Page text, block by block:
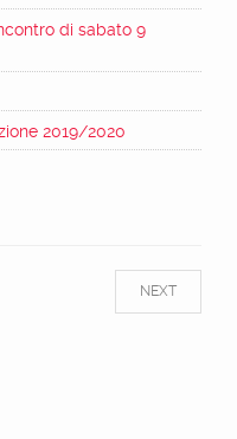
di sabato 9
2019/2020
NEXT